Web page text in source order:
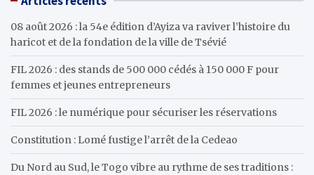
c
08 août 2026 : la 54e édition d’Ayiza va raviver l’histoire du
haricot et de la fondation de la ville de Tsévié
FIL 2026 : des stands de 500 000 cédés à 150 000 F pour
femmes et jeunes entrepreneurs
FIL 2026 : le numérique pour sécuriser les réservations
Constitution : Lomé fustige l’arrêt de la Cedeao
Du Nord au Sud, le Togo vibre au rythme de ses traditions :